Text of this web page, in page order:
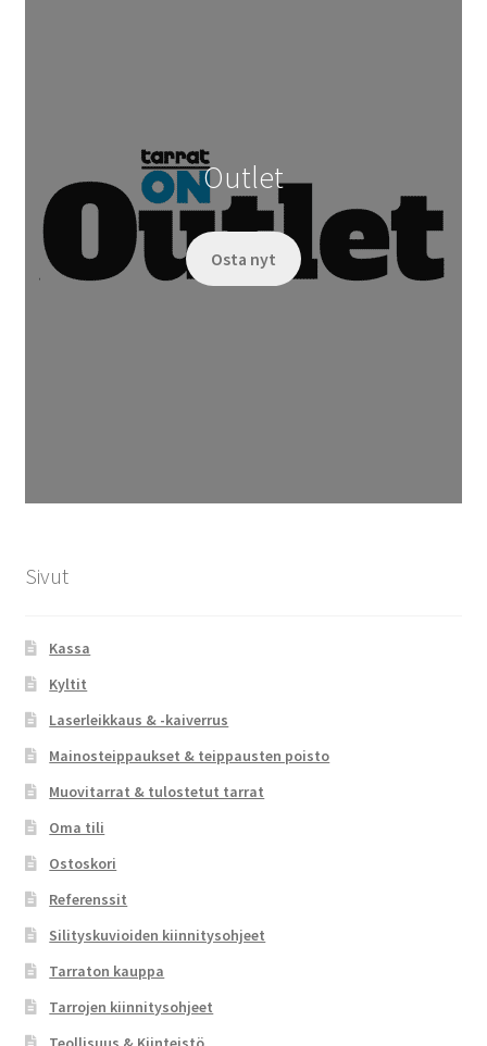
Outlet
Osta nyt
Sivut
Kassa
Kyltit
Laserleikkaus & -kaiverrus
Mainosteippaukset & teippausten poisto
Muovitarrat & tulostetut tarrat
Oma tili
Ostoskori
Referenssit
Silityskuvioiden kiinnitysohjeet
Tarraton kauppa
Tarrojen kiinnitysohjeet